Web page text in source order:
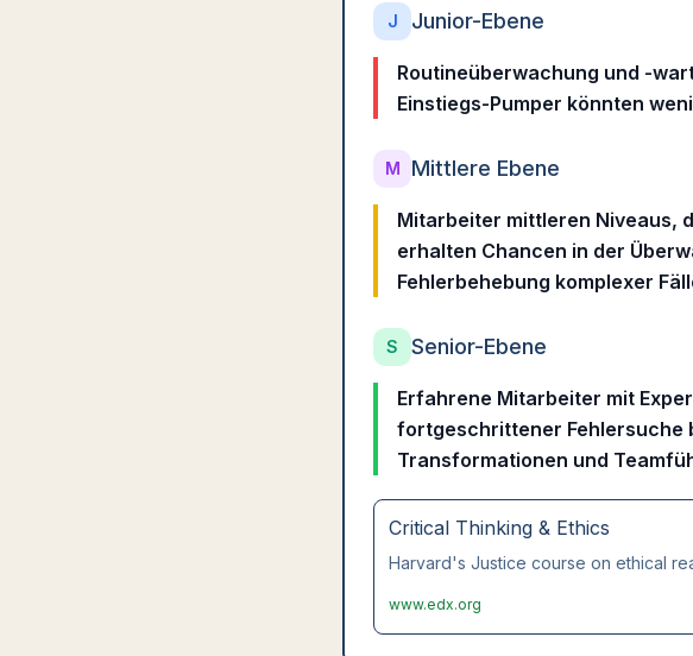
J Junior-Ebene
Routineüberwachung und -
Einstiegs-Pumper könnten
M Mittlere Ebene
Mitarbeiter mittleren Niveaus,
erhalten Chancen in der
Fehlerbehebung komplexer
S Senior-Ebene
Erfahrene Mitarbeiter mit
fortgeschrittener Fehlersuche
Transformationen und
Critical Thinking & Ethics
Harvard's Justice course on ethical
www.edx.org